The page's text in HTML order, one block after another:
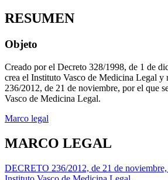
RESUMEN
Objeto
Creado por el Decreto 328/1998, de 1 de
crea el Instituto Vasco de Medicina Legal y
236/2012, de 21 de noviembre, por el que
Vasco de Medicina Legal.
Marco legal
MARCO LEGAL
DECRETO 236/2012, de 21 de noviembre,